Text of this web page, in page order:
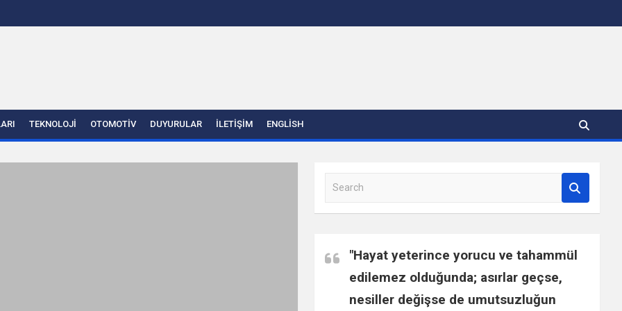
TEKNOLOJI OTOMOTIV DUYURULAR İLETIŞIM ENGLISH
a
c
h
"Hayat yeterince yorucu ve tahammül
edilemez olduğunda; asırlar geçse,
nesiller değişse de umutsuzluğun